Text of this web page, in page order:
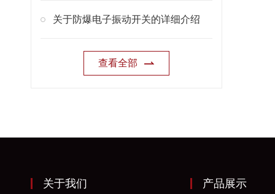
关于防爆电子振动开关的详细介绍
查看全部
关于我们 产品展示